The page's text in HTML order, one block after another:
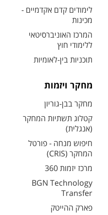
לימודים קדם אקדמיים -
מכינות
המרכז האוניברסיטאי
ללימודי חוץ
תוכניות בין-לאומיות
מחקר ויזמות
מחקר בבן-גוריון
קטלוג תשתיות המחקר
(אנגלית)
חיפוש מנחה - פורטל
המחקר (CRIS)
מרכז יזמות 360
BGN Technology
Transfer
פארק ההייטק